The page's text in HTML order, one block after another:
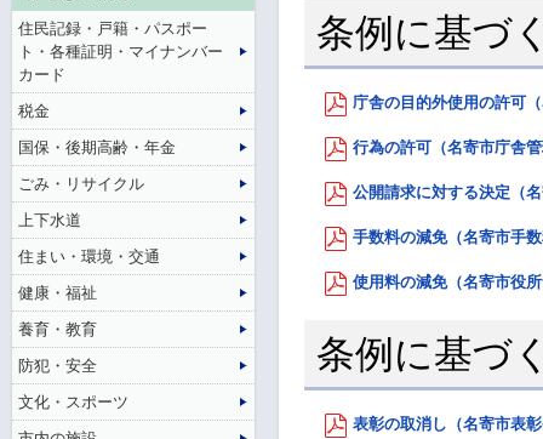
条例に基づ
庁舎の目的外使用の許可
行為の許可（名寄市庁舎
公開請求に対する決定（
手数料の減免（名寄市手
使用料の減免（名寄市役
条例に基づ
表彰の取消し（名寄市表
住民記録・戸籍・パスポー
ト・各種証明・マイナンバー
カード
税金
国保・後期高齢・年金
ごみ・リサイクル
上下水道
住まい・環境・交通
健康・福祉
養育・教育
防犯・安全
文化・スポーツ